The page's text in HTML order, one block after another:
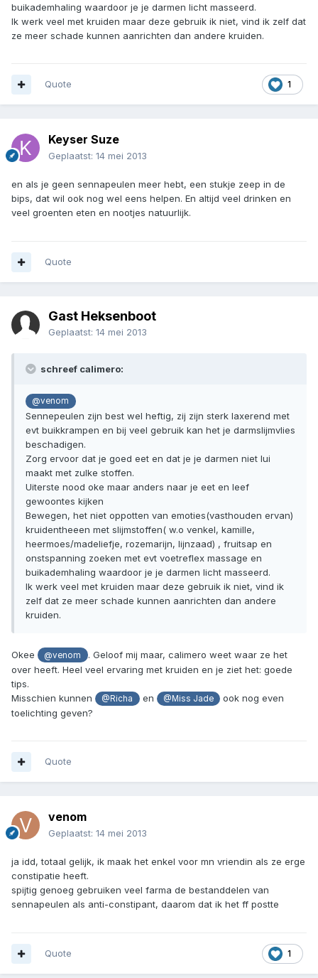
buikademhaling waardoor je je darmen licht masseerd.
Ik werk veel met kruiden maar deze gebruik ik niet, vind ik zelf dat
ze meer schade kunnen aanrichten dan andere kruiden.
1
Quote
Keyser Suze
Geplaatst: 14 mei 2013
en als je geen sennapeulen meer hebt, een stukje zeep in de
bips, dat wil ook nog wel eens helpen. En altijd veel drinken en
veel groenten eten en nootjes natuurlijk.
Quote
Gast Heksenboot
Geplaatst: 14 mei 2013
schreef calimero:
@venom
Sennepeulen zijn best wel heftig, zij zijn sterk laxerend met
evt buikkrampen en bij veel gebruik kan het je darmslijmvlies
beschadigen.
Zorg ervoor dat je goed eet en dat je je darmen niet lui
maakt met zulke stoffen.
Uiterste nood oke maar anders naar je eet en leef
gewoontes kijken
Bewegen, het niet oppotten van emoties(vasthouden ervan)
kruidentheeen met slijmstoffen( w.o venkel, kamille,
heermoes/madeliefje, rozemarijn, lijnzaad) , fruitsap en
onstspanning zoeken met evt voetreflex massage en
buikademhaling waardoor je je darmen licht masseerd.
Ik werk veel met kruiden maar deze gebruik ik niet, vind ik
zelf dat ze meer schade kunnen aanrichten dan andere
kruiden.
Okee @venom
. Geloof mij maar, calimero weet waar ze het
over heeft. Heel veel ervaring met kruiden en je ziet het: goede
tips.
Misschien kunnen
@Richa en @Miss Jade
ook nog even
toelichting geven?
Quote
venom
Geplaatst: 14 mei 2013
ja idd, totaal gelijk, ik maak het enkel voor mn vriendin als ze erge
constipatie heeft.
spijtig genoeg gebruiken veel farma de bestanddelen van
sennapeulen als anti-constipant, daarom dat ik het ff postte
1
Quote